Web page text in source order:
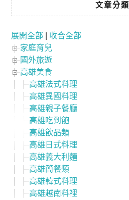
文章分類
展開全部
收合全部
家庭育兒
國外旅遊
高雄美食
高雄法式料理
高雄異國料理
高雄親子餐廳
高雄吃到飽
高雄飲品類
高雄日式料理
高雄義大利麵
高雄簡餐類
高雄韓式料理
高雄越南料裡